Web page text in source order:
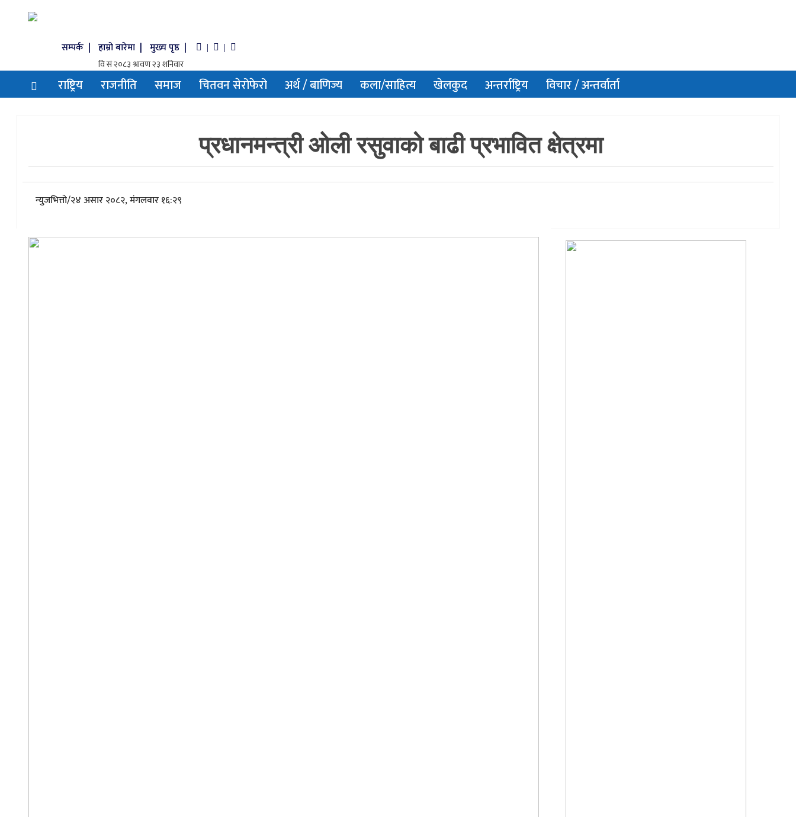
सम्पर्क | हाम्रो बारेमा | मुख्य पृष्ठ | | |
राष्ट्रिय राजनीति समाज चितवन सेरोफेरो अर्थ / बाणिज्य कला/साहित्य खेलकुद अन्तर्राष्ट्रिय विचार / अन्तर्वार्ता
प्रधानमन्त्री ओली रसुवाको बाढी प्रभावित क्षेत्रमा
न्युजभित्तो/२४ असार २०८२, मंगलवार १६:२९